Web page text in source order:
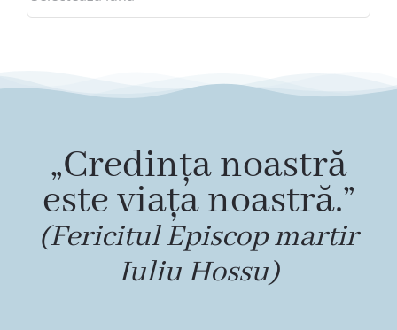
„Credința noastră
este viața noastră.”
(Fericitul Episcop martir
Iuliu Hossu)